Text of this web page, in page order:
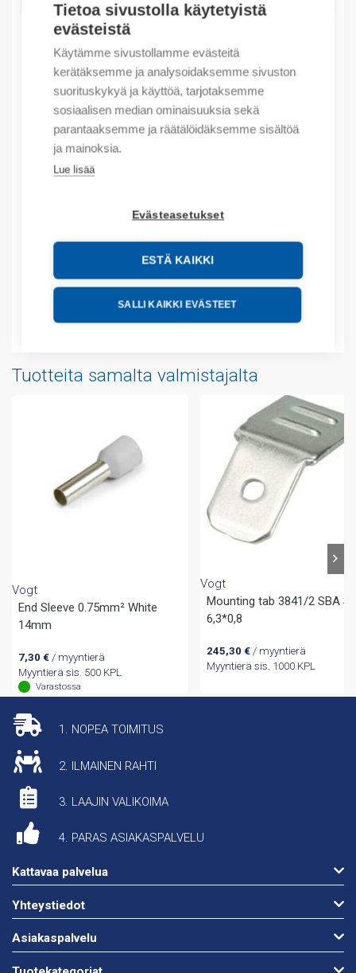
Tietoa sivustolla käytetyistä
evästeistä
Käytämme sivustollamme evästeitä
kerätäksemme ja analysoidaksemme sivuston
suorituskykyä ja käyttöä, tarjotaksemme
sosiaalisen median ominaisuuksia sekä
parantaaksemme ja räätälöidäksemme sisältöä
ja mainoksia.
Lue lisää
Evästeasetukset
ESTÄ KAIKKI
SALLI KAIKKI EVÄSTEET
Tuotekoodit
Tilauskoodi: 460714D
Product order number: 460714D
Valmistajan tuotenumero: 460714d
Tuotteen tullikoodi: 85389099
Lisätiedot
Tekniset tiedot
Liitteet
Tuotteita samalta valmistajalta
Vogt
End Sleeve 0.75mm² White
14mm
7,30 €/ myyntierä
Myyntierä sis. 500 KPL
Varastossa
Vogt
Mounting tab 3841/2 SBA
6,3*0,8
245,30 € / myyntierä
Myyntierä sis. 1000 KPL
1. NOPEA TOIMITUS
2. ILMAINEN RAHTI
3. LAAJIN VALIKOIMA
4. PARAS ASIAKASPALVELU
Kattavaa palvelua
Yhteystiedot
Asiakaspalvelu